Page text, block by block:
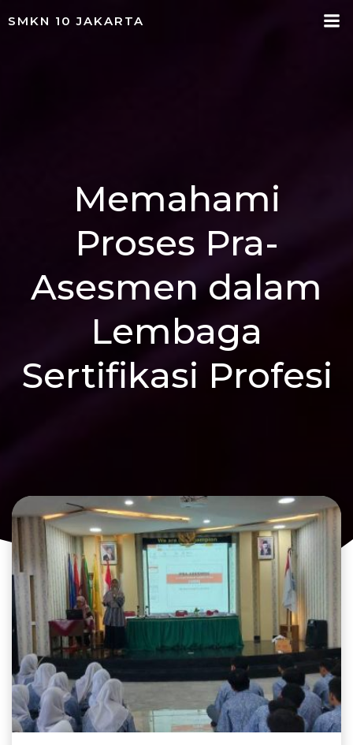
SMKN 10 JAKARTA
Memahami
Proses Pra-
Asesmen dalam
Lembaga
Sertifikasi Profesi